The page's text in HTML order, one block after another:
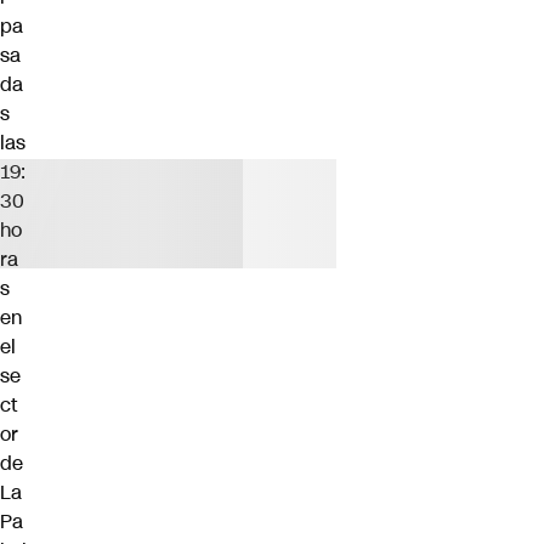
pa
sa
da
s
las
19:
30
ho
ra
s
en
el
se
ct
or
de
La
Pa